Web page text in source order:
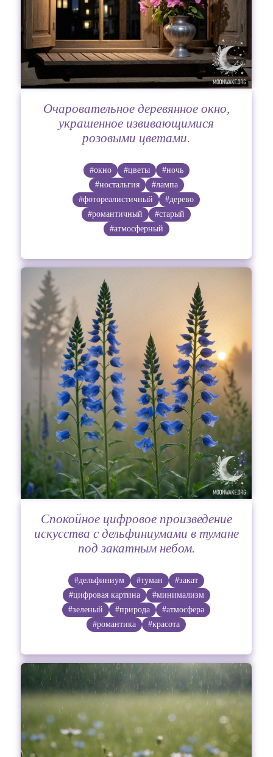
Очаровательное деревянное окно,
украшенное извивающимися
розовыми цветами.
#окно #цветы
#ночь
#ностальгия
#лампа
#фотореалистичный
#дерево
#романтичный
#старый
#атмосферный
Спокойное цифровое произведение
искусства с дельфиниумами в тумане
под закатным небом.
#дельфиниум #туман
#закат
#цифровая картина
#минимализм
#зеленый
#природа
#атмосфера
#романтика
#красота